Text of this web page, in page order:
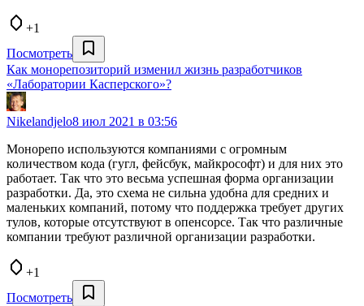
+1
Посмотреть
Как монорепозиторий изменил жизнь разработчиков
«Лаборатории Касперского»?
Nikelandjelo8 июл 2021 в 03:56
Монорепо используются компаниями с огромным
количеством кода (гугл, фейсбук, майкрософт) и для них это
работает. Так что это весьма успешная форма организации
разработки. Да, это схема не сильна удобна для средних и
маленьких компаний, потому что поддержка требует других
тулов, которые отсутствуют в опенсорсе. Так что различные
компании требуют различной организации разработки.
+1
Посмотреть